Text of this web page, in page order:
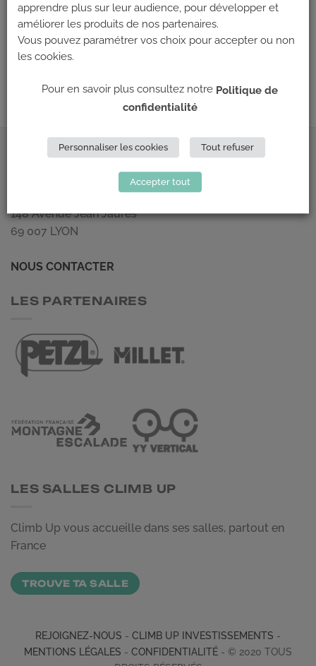
Les commentaires et les rétroliens sont actuellement fermés.
←Précédent
ADRESSE
Climb Up (Siège social)
148 Avenue Jean Jaurès
69 007 LYON
NOUS CONTACTER
LES PARTENAIRES
LES SALLES CLIMB UP
Climb Up vous accueille dans ses salles, partout en
France
TROUVE TA SALLE
REJOIGNEZ-NOUS - CLIMB UP INVESTISSEMENTS -
MENTIONS LÉGALES - CONFIDENTIALITÉ - © 2020 TOUS
apprendre plus sur leur audience, pour développer et
améliorer les produits de nos partenaires.
Vous pouvez paramétrer vos choix pour accepter ou non
les cookies.
Pour en savoir plus consultez notre Politique de
confidentialité
Personnaliser les cookies Tout refuser
Accepter tout